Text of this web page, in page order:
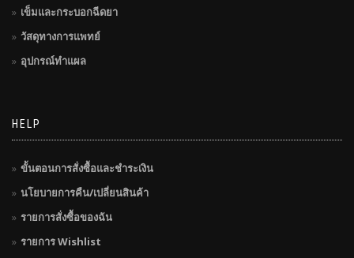
เข็มและกระบอกฉีดยา
วัสดุทางการแพทย์
อุปกรณ์ทำแผล
HELP
ขั้นตอนการสั่งซื้อและชำระเงิน
นโยบายการคืน/เปลี่ยนสินค้า
รายการสั่งซื้อของฉัน
รายการ Wishlist